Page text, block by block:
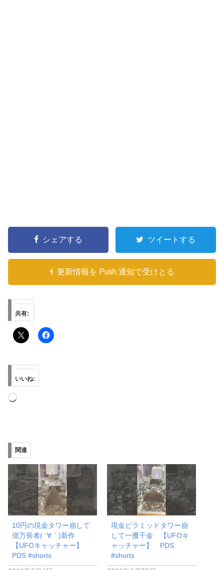
シェアする ツイートする
更新情報を Push 通知で受けとる
共有:
いいね:
読
み
中…
関連
10円の現金タワー崩して
億万長者( ´∀｀)新作
【UFOキャッチャー】
PDS #shorts
現金ピラミッドタワー崩
して一攫千金 【UFOキ
ャッチャー】 PDS
#shorts